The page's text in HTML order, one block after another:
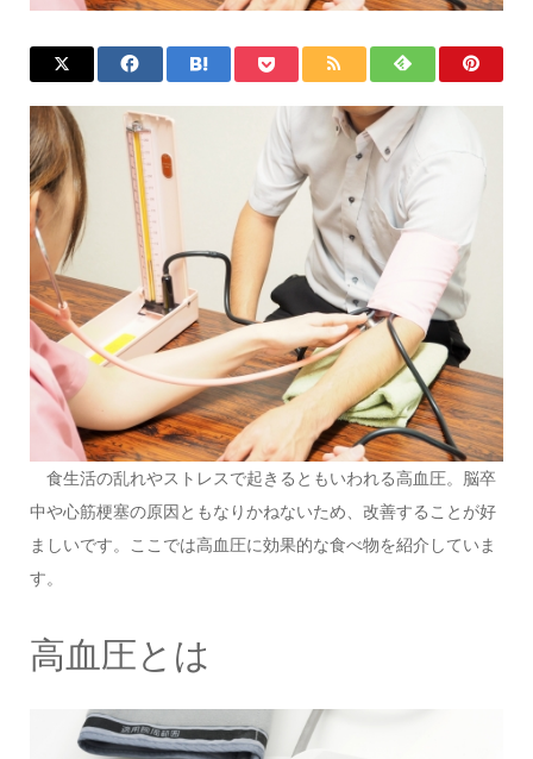
食生活の乱れやストレスで起きるともいわれる高血圧。脳卒
中や心筋梗塞の原因ともなりかねないため、改善することが好
ましいです。ここでは高血圧に効果的な食べ物を紹介していま
す。
高血圧とは